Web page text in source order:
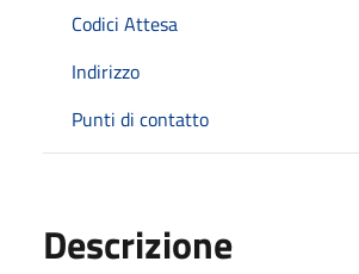
Codici Attesa
Indirizzo
Punti di contatto
Descrizione